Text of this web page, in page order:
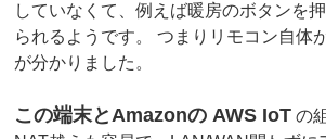
していなくて、例えば暖房のボタンを
られるようです。 つまりリモコン自体
が分かりました。
この端末とAmazonの AWS IoT の